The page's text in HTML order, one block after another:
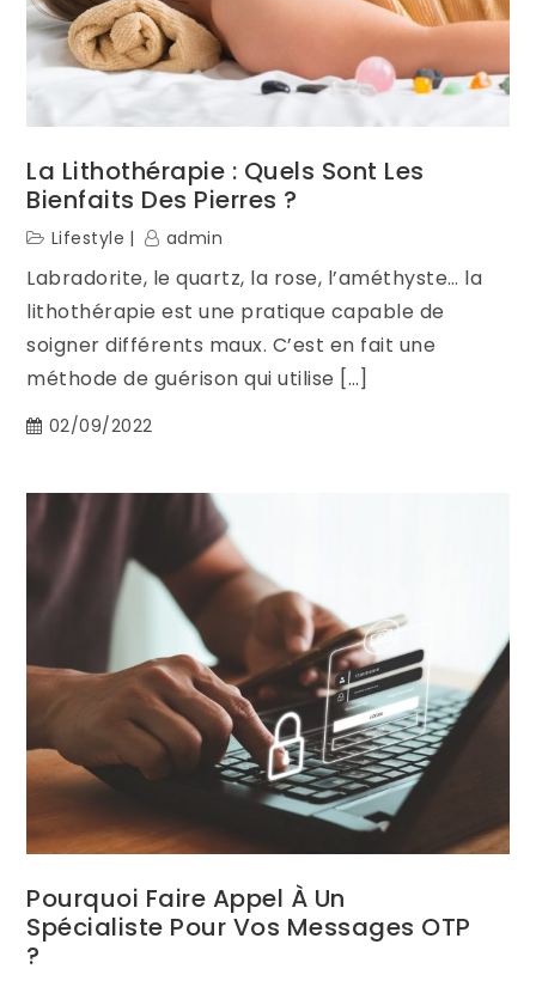
La Lithothérapie : Quels Sont Les
Bienfaits Des Pierres ?
Lifestyle admin
Labradorite, le quartz, la rose, l’améthyste… la
lithothérapie est une pratique capable de
soigner différents maux. C’est en fait une
méthode de guérison qui utilise […]
02/09/2022
Pourquoi Faire Appel À Un
Spécialiste Pour Vos Messages OTP
?